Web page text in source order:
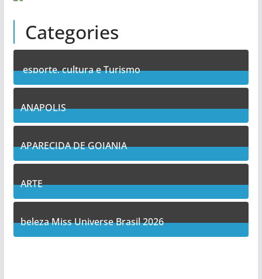
Categories
esporte, cultura e Turismo
7Posts
ANAPOLIS
9Posts
APARECIDA DE GOIANIA
11Posts
ARTE
5Posts
beleza Miss Universe Brasil 2026